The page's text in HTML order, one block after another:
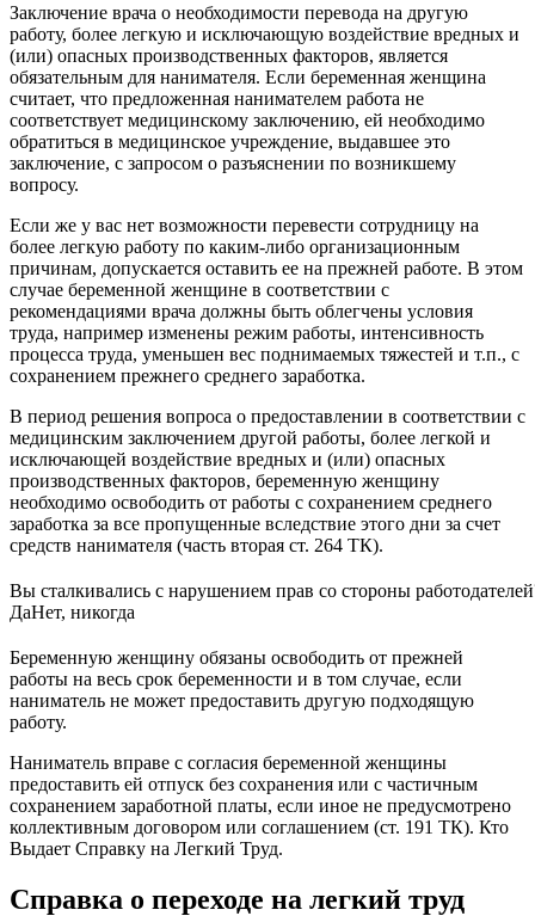
Заключение врача о необходимости перевода на другую
работу, более легкую и исключающую воздействие вредных и
(или) опасных производственных факторов, является
обязательным для нанимателя. Если беременная женщина
считает, что предложенная нанимателем работа не
соответствует медицинскому заключению, ей необходимо
обратиться в медицинское учреждение, выдавшее это
заключение, с запросом о разъяснении по возникшему
вопросу.
Если же у вас нет возможности перевести сотрудницу на
более легкую работу по каким-либо организационным
причинам, допускается оставить ее на прежней работе. В этом
случае беременной женщине в соответствии с
рекомендациями врача должны быть облегчены условия
труда, например изменены режим работы, интенсивность
процесса труда, уменьшен вес поднимаемых тяжестей и т.п., с
сохранением прежнего среднего заработка.
В период решения вопроса о предоставлении в соответствии с
медицинским заключением другой работы, более легкой и
исключающей воздействие вредных и (или) опасных
производственных факторов, беременную женщину
необходимо освободить от работы с сохранением среднего
заработка за все пропущенные вследствие этого дни за счет
средств нанимателя (часть вторая ст. 264 ТК).
Вы сталкивались с нарушением прав со стороны
ДаНет, никогда
Беременную женщину обязаны освободить от прежней
работы на весь срок беременности и в том случае, если
наниматель не может предоставить другую подходящую
работу.
Наниматель вправе с согласия беременной женщины
предоставить ей отпуск без сохранения или с частичным
сохранением заработной платы, если иное не предусмотрено
коллективным договором или соглашением (ст. 191 ТК). Кто
Выдает Справку на Легкий Труд.
Справка о переходе на легкий труд